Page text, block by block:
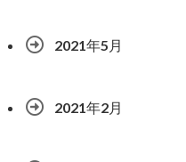
2021年5月
2021年2月